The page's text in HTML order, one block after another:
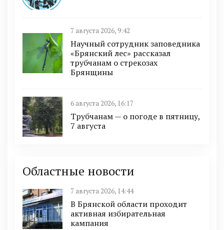
7 августа 2026, 9:42
Научный сотрудник заповедника
«Брянский лес» рассказал
трубчанам о стрекозах
Брянщины
6 августа 2026, 16:17
Трубчанам — о погоде в пятницу,
7 августа
Областные новости
7 августа 2026, 14:44
В Брянской области проходит
активная избирательная
кампания